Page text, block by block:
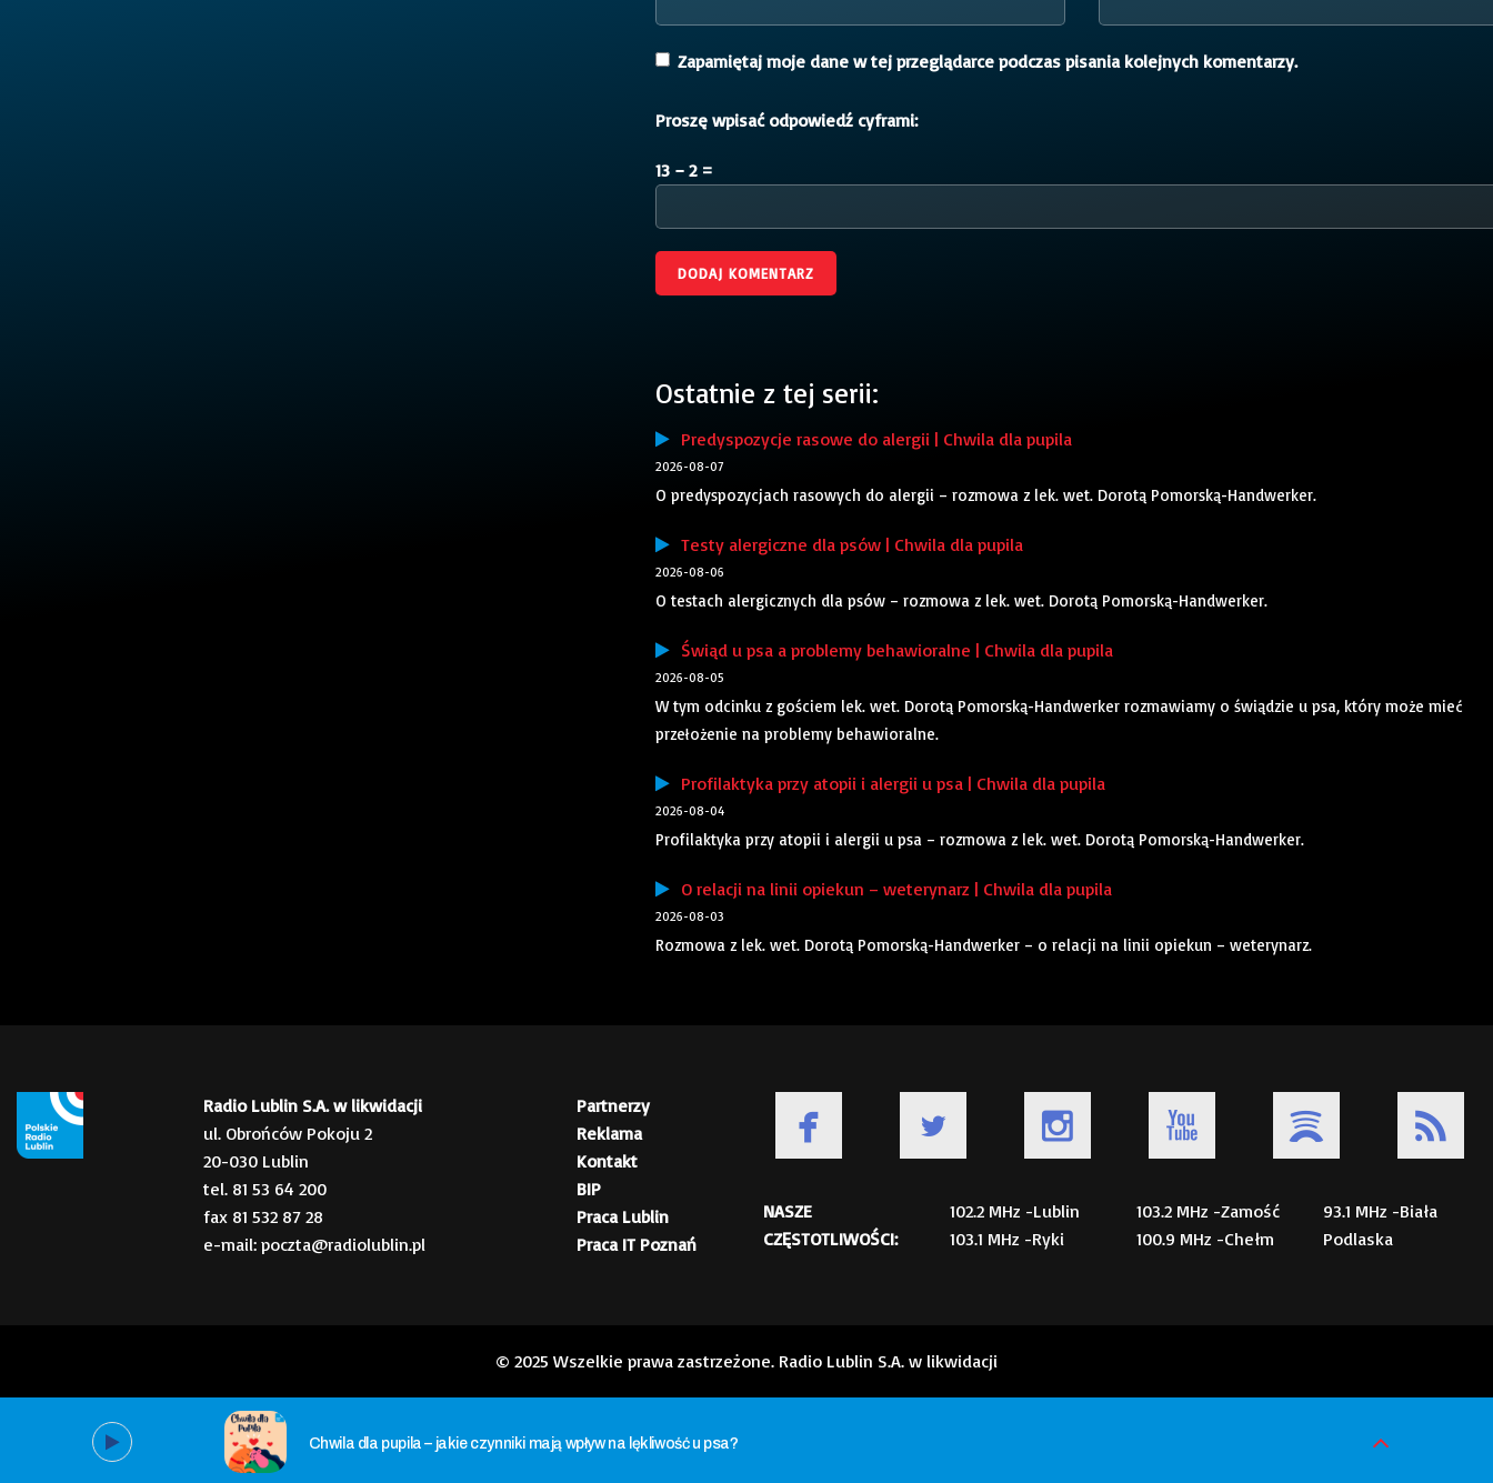
Zapamiętaj moje dane w tej przeglądarce podczas pisania kolejnych komentarzy.
Proszę wpisać odpowiedź cyframi:
13 − 2 =
Ostatnie z tej serii:
Predyspozycje rasowe do alergii | Chwila dla pupila
2026-08-07
O predyspozycjach rasowych do alergii – rozmowa z lek. wet. Dorotą Pomorską-Handwerker.
Testy alergiczne dla psów | Chwila dla pupila
2026-08-06
O testach alergicznych dla psów – rozmowa z lek. wet. Dorotą Pomorską-Handwerker.
Świąd u psa a problemy behawioralne | Chwila dla pupila
2026-08-05
W tym odcinku z gościem lek. wet. Dorotą Pomorską-Handwerker rozmawiamy o świądzie u psa, który może mieć
przełożenie na problemy behawioralne.
Profilaktyka przy atopii i alergii u psa | Chwila dla pupila
2026-08-04
Profilaktyka przy atopii i alergii u psa – rozmowa z lek. wet. Dorotą Pomorską-Handwerker.
O relacji na linii opiekun – weterynarz | Chwila dla pupila
2026-08-03
Rozmowa z lek. wet. Dorotą Pomorską-Handwerker – o relacji na linii opiekun – weterynarz.
Radio Lublin S.A. w likwidacji
ul. Obrońców Pokoju 2
20-030 Lublin
tel. 81 53 64 200
fax 81 532 87 28
e-mail: poczta@radiolublin.pl
Partnerzy
Reklama
Kontakt
BIP
Praca Lublin
Praca IT Poznań
NASZE
CZĘSTOTLIWOŚCI:
102.2 MHz -Lublin
103.1 MHz -Ryki
103.2 MHz -Zamość
100.9 MHz -Chełm
93.1 MHz -Biała
Podlaska
© 2025 Wszelkie prawa zastrzeżone. Radio Lublin S.A. w likwidacji
Chwila dla pupila – jakie czynniki mają wpływ na lękliwość u psa?